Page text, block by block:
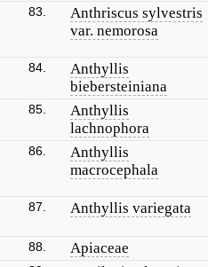
83.
Anthriscus sylvestris
var. nemorosa
84.
Anthyllis
biebersteiniana
85.
Anthyllis
lachnophora
86.
Anthyllis
macrocephala
87. Anthyllis variegata
88. Apiaceae